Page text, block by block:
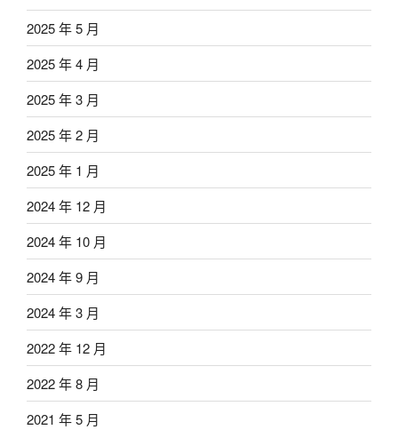
2025 年 5 月
2025 年 4 月
2025 年 3 月
2025 年 2 月
2025 年 1 月
2024 年 12 月
2024 年 10 月
2024 年 9 月
2024 年 3 月
2022 年 12 月
2022 年 8 月
2021 年 5 月